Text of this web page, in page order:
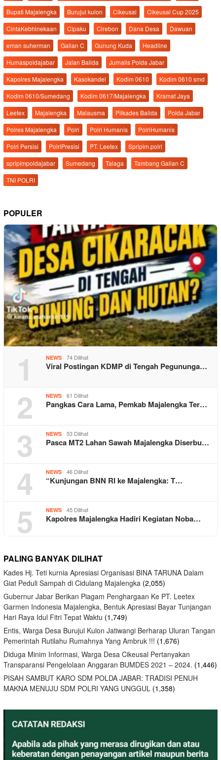
Bupati Majalengka Burujul kulon Cikeusal
Cikeusal Cup 2025
CintaKebhinekaan
Cipaku Cirebon Dana Desa
Dawuan
eman suherman
Galian C Gunung Kuda
Headline
Humaspoldajabar
Jalan Balida
Jurnalis Polda Jabar
Kapolres Majalengka
Kasokandel Kodim 0610
Kodim 0610 smd
Kodim 0610/Sumedang
Kodim 0617/Majalengka
Kramat Jaya
Leetex
Majalengka Malausma Pilkades Balida
Polda Jabar
Polres Majalengka
Polri Polri Humanis
PolriHumanis
Polri Persisi
PolriPresisi PT. Leetex
Spripim.polri
spripimpoldajabar
Sumedang Talaga
Tambang Galian C
TNI POLRI
POPULER
1 NEWS 74 Dilihat
Viral Postingan KDMP di Tengah Pegununga…
2 NEWS 61 Dilihat
Pangkas Cara Lama, Pemkab Majalengka Ter…
3 NEWS 53 Dilihat
Pasca MT2 Lahan Sawah Majalengka Diserbu…
4 NEWS 46 Dilihat
“Kunjungan BNN RI ke Majalengka: T…
5 NEWS 45 Dilihat
Kapolres Majalengka Hadiri Kegiatan Noba…
PALING BANYAK DILIHAT
Kades Hj. Teti kurnia Apresiasi Organisasi BINA TARUNA Dalam
Giat Peduli Sampah di Cidulang Majalengka (2,055)
Gubernur Jabar Berikan Piagam Penghargaan Ke PT. Leetex
Garmen Indonesia Majalengka, Bentuk Apresiasi Bayar Tunjangan
Hari Raya Idul Fitri Tepat Waktu (1,749)
Entis, Warga Desa Burujul Kulon Jatiwangi Berharap Uluran Tangan
Pemerintah Rutilahu Rumahnya Yang Ambruk !!! (1,676)
Diduga Minim Informasi, Warga Desa Cikeusal Pertanyakan
Transparansi Pengelolaan Anggaran BUMDES 2021 – 2024. (1,446)
PISAH SAMBUT KARO SDM POLDA JABAR: TRADISI PENUH
MAKNA MENUJU SDM POLRI YANG UNGGUL (1,358)